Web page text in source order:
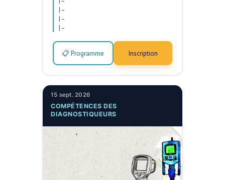
| –
| –
| –
📋 Programme Inscription
15 sept. 2026
COMPÉTENCES DES
DIAGNOSTIQUEURS